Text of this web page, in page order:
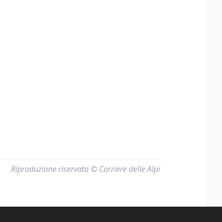
Riproduzione riservata © Corriere delle Alpi